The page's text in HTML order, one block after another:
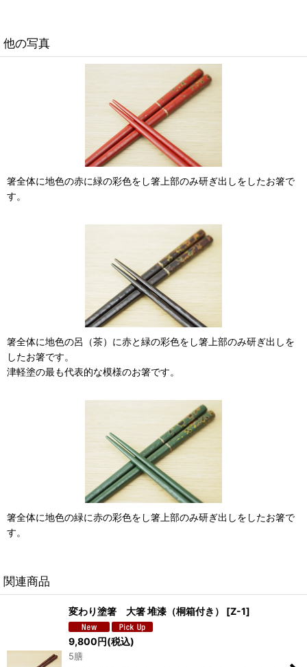
他の写真
箸全体に地色の赤に緑の彩色をし箸上部のみ研ぎ出しをしたお箸で
す。
箸全体に地色の呂（茶）に赤と緑の彩色をし箸上部のみ研ぎ出しを
したお箸です。
津軽塗の最も代表的な模様のお箸です。
箸全体に地色の緑に赤の彩色をし箸上部のみ研ぎ出しをしたお箸で
す。
関連商品
変わり塗箸 大箸 堆漆（桐箱付き） [Z-1]
9,800円(税込)
5膳